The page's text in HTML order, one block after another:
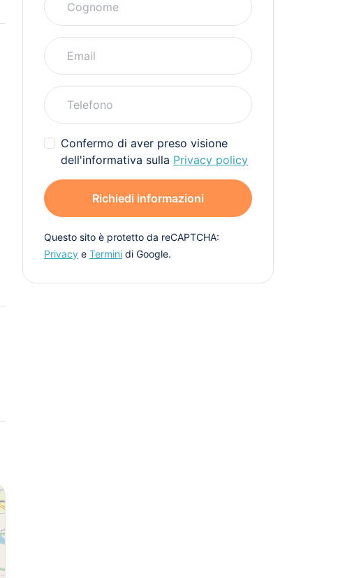
Confermo di aver preso visione
dell'informativa sulla Privacy policy
Richiedi informazioni
Questo sito è protetto da reCAPTCHA:
Privacy e Termini di Google.